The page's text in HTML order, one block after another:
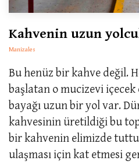
Kahvenin uzun
Manizales
Bu henüz bir kahve değil.
başlatan o mucizevi içecek
bayağı uzun bir yol var.
kahvesinin üretildiği bu
bir kahvenin elimizde
ulaşması için kat etmesi